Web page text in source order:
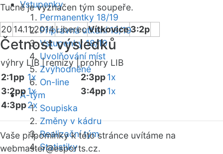
Vstupenky
Permanentky 18/19
Přípravná utkání 18/19
Vstupenky 18/19
Uvolňování míst
Zvýhodněné
On-line
A-tým
Soupiska
Změny v kádru
Realizační tým
Statistiky
Tučně je vyznačen tým soupeře.
20 14.11.2014LiberecVítkovice3:2p
Četnost výsledků
výhry LIB |remízy |prohry LIB
2:1pp 1x
3:2pp1x
4:3pp2x
2:3pp1x
3:4pp1x
Vaše připomínky k této stránce uvítáme na
webmaster@esports.cz.